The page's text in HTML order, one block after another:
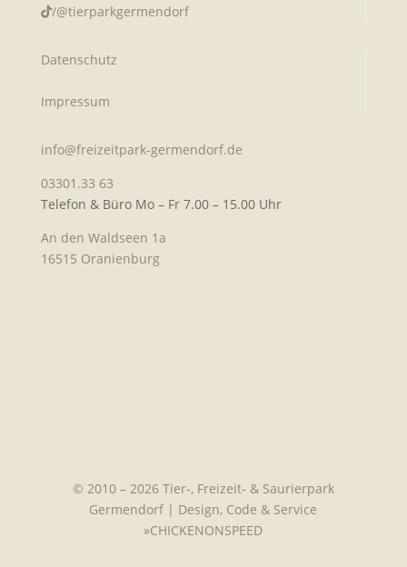
/@tierparkgermendorf
Datenschutz
Impressum
info@freizeitpark-germendorf.de
03301.33 63
Telefon & Büro Mo – Fr 7.00 – 15.00 Uhr
An den Waldseen 1a
16515 Oranienburg
© 2010 – 2026 Tier-, Freizeit- & Saurierpark
Germendorf | Design, Code & Service
»CHICKENONSPEED